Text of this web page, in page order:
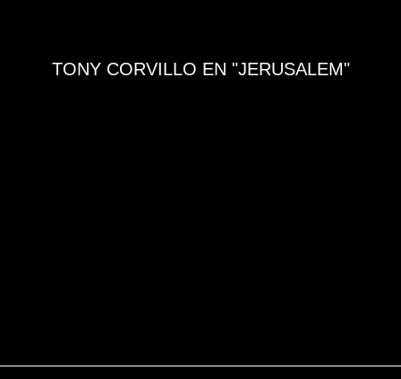
TONY CORVILLO EN "JERUSALEM"